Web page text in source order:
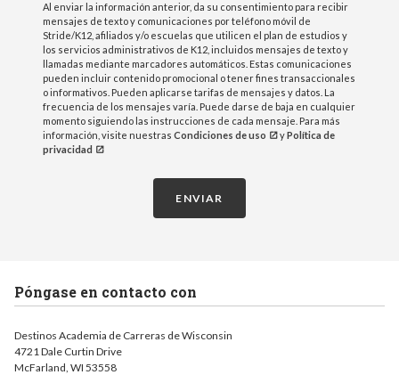
Al enviar la información anterior, da su consentimiento para recibir
mensajes de texto y comunicaciones por teléfono móvil de
Stride/K12, afiliados y/o escuelas que utilicen el plan de estudios y
los servicios administrativos de K12, incluidos mensajes de texto y
llamadas mediante marcadores automáticos. Estas comunicaciones
pueden incluir contenido promocional o tener fines transaccionales
o informativos. Pueden aplicarse tarifas de mensajes y datos. La
frecuencia de los mensajes varía. Puede darse de baja en cualquier
momento siguiendo las instrucciones de cada mensaje. Para más
información, visite nuestras Condiciones de uso yPolítica de
privacidad
ENVIAR
Póngase en contacto con
Destinos Academia de Carreras de Wisconsin
4721 Dale Curtin Drive
McFarland, WI 53558